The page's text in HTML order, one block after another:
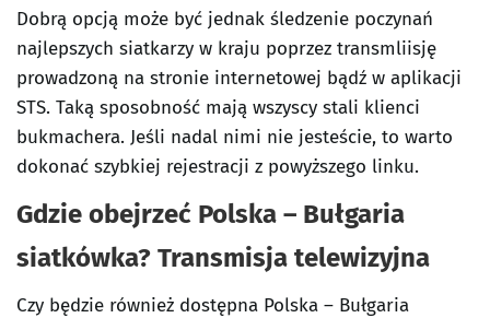
Dobrą opcją może być jednak śledzenie poczynań
najlepszych siatkarzy w kraju poprzez transmliisję
prowadzoną na stronie internetowej bądź w aplikacji
STS. Taką sposobność mają wszyscy stali klienci
bukmachera. Jeśli nadal nimi nie jesteście, to warto
dokonać szybkiej rejestracji z powyższego linku.
Gdzie obejrzeć Polska – Bułgaria
siatkówka? Transmisja telewizyjna
Czy będzie również dostępna Polska – Bułgaria